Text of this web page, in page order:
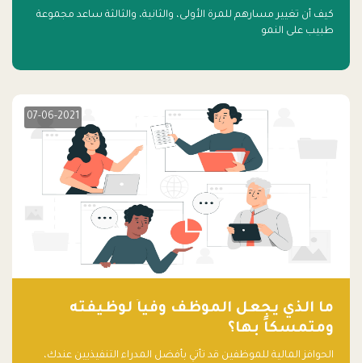
كيف أن تغيير مسارهم للمرة الأولى، والثانية، والثالثة ساعد مجموعة
طبيب على النمو
07-06-2021
ما الذي يجعل الموظف وفياً لوظيفته
ومتمسكاً بها؟
الحوافز المالية للموظفين قد تأتي بأفضل المدراء التنفيذيين عندك،